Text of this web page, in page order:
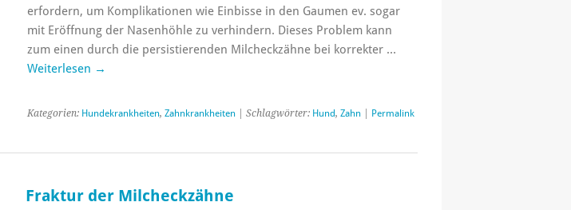
Steilstand
Unterkiefereckzähne
erfordern, um Komplikationen wie Einbisse in den Gaumen ev. sogar
mit Eröffnung der Nasenhöhle zu verhindern. Dieses Problem kann
zum einen durch die persistierenden Milcheckzähne bei korrekter …
Weiterlesen →
Kategorien: Hundekrankheiten, Zahnkrankheiten| Schlagwörter: Hund, Zahn| Permalink
Fraktur der Milcheckzähne